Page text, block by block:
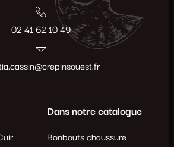
02 41 62 10 49
Dans notre catalogue
Bonbouts chaussure